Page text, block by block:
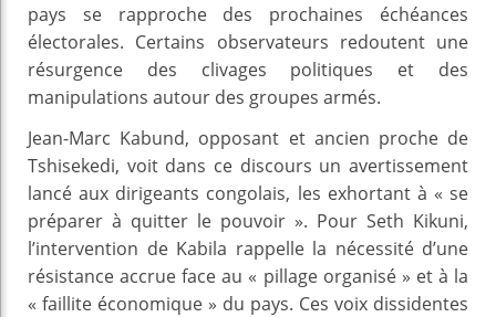
pays se rapproche des prochaines échéances
électorales. Certains observateurs redoutent une
résurgence des clivages politiques et des
manipulations autour des groupes armés.
Jean-Marc Kabund, opposant et ancien proche de
Tshisekedi, voit dans ce discours un avertissement
lancé aux dirigeants congolais, les exhortant à « se
préparer à quitter le pouvoir ». Pour Seth Kikuni,
l’intervention de Kabila rappelle la nécessité d’une
résistance accrue face au « pillage organisé » et à la
« faillite économique » du pays. Ces voix dissidentes